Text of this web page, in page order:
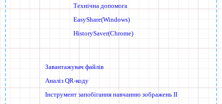
Технічна допомога
EasyShare(Windows)
HistorySaver(Chrome)
Завантажувач файлів
Аналіз QR-коду
Інструмент запобігання навчанню зображень ІІ